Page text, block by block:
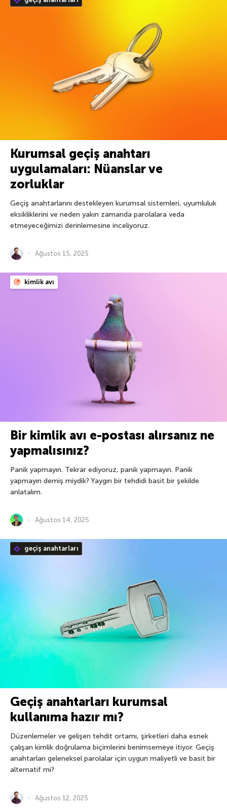
Kurumsal geçiş anahtarı
uygulamaları: Nüanslar ve
zorluklar
Geçiş anahtarlarını destekleyen kurumsal sistemleri, uyumluluk
eksikliklerini ve neden yakın zamanda parolalara veda
etmeyeceğimizi derinlemesine inceliyoruz.
Ağustos 15, 2025
kimlik avı
Bir kimlik avı e-postası alırsanız ne
yapmalısınız?
Panik yapmayın. Tekrar ediyoruz, panik yapmayın. Panik
yapmayın demiş miydik? Yaygın bir tehdidi basit bir şekilde
anlatalım.
Ağustos 14, 2025
geçiş anahtarları
Geçiş anahtarları kurumsal
kullanıma hazır mı?
Düzenlemeler ve gelişen tehdit ortamı, şirketleri daha esnek
çalışan kimlik doğrulama biçimlerini benimsemeye itiyor. Geçiş
anahtarları geleneksel parolalar için uygun maliyetli ve basit bir
alternatif mi?
Ağustos 12, 2025